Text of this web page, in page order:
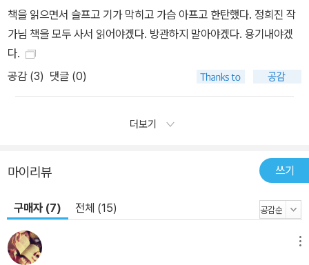
책을 읽으면서 슬프고 기가 막히고 가슴 아프고 한탄했다. 정희진 작
가님 책을 모두 사서 읽어야겠다. 방관하지 말아야겠다. 용기내야겠
다.
공감 (3) 댓글 (0)
더보기
마이리뷰 쓰기
구매자 (7) 전체 (15)